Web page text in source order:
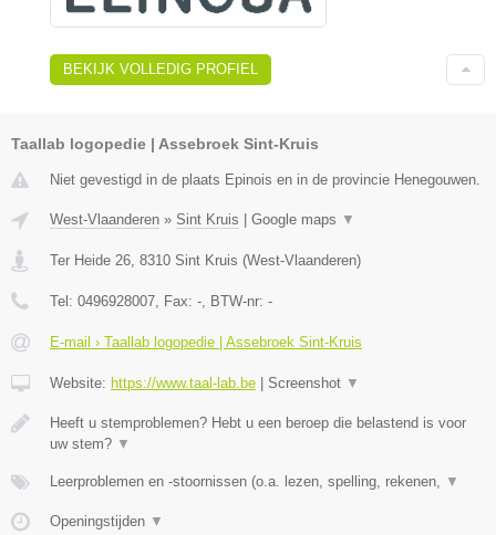
BEKIJK VOLLEDIG PROFIEL
Taallab logopedie | Assebroek Sint-Kruis
Niet gevestigd in de plaats Epinois en in de provincie Henegouwen.
West-Vlaanderen » Sint Kruis Google maps ▼
Ter Heide 26, 8310 Sint Kruis (West-Vlaanderen)
Tel: 0496928007, Fax: -, BTW-nr: -
E-mail › Taallab logopedie | Assebroek Sint-Kruis
Website: https://www.taal-lab.be Screenshot ▼
Heeft u stemproblemen? Hebt u een beroep die belastend is voor
uw stem? ▼
Leerproblemen en -stoornissen (o.a. lezen, spelling, rekenen, ▼
Openingstijden ▼